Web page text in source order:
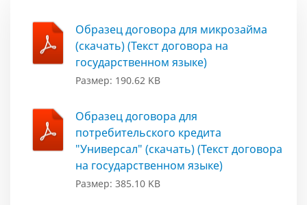
Образец договора для микрозайма
(скачать) (Текст договора на
государственном языке)
Размер: 190.62 KB
Образец договора для
потребительского кредита
"Универсал" (скачать) (Текст договора
на государственном языке)
Размер: 385.10 KB